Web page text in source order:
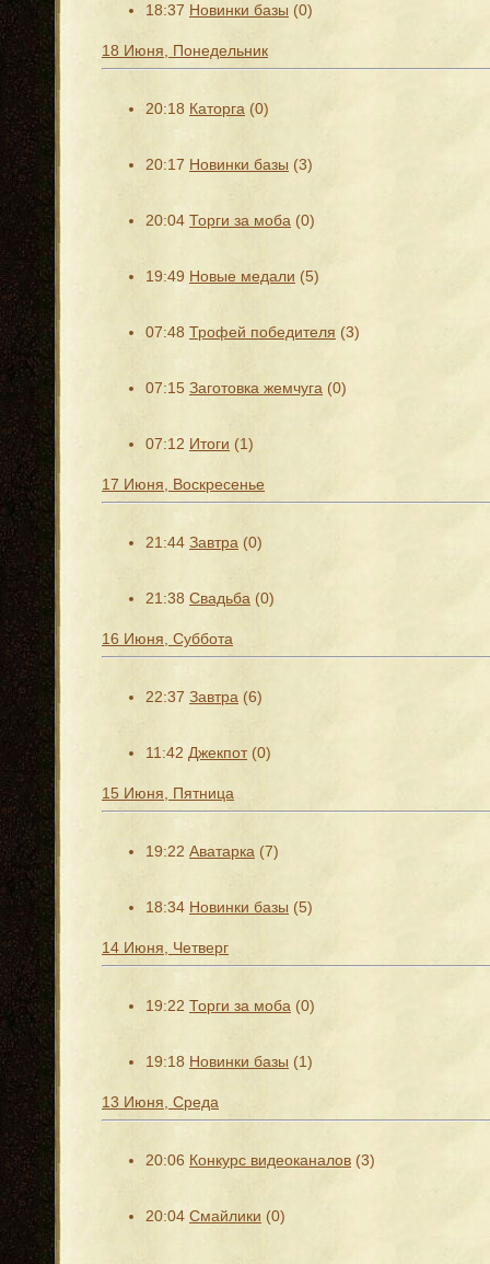
18:37 Новинки базы (0)
18 Июня, Понедельник
20:18 Каторга (0)
20:17 Новинки базы (3)
20:04 Торги за моба (0)
19:49 Новые медали (5)
07:48 Трофей победителя (3)
07:15 Заготовка жемчуга (0)
07:12 Итоги (1)
17 Июня, Воскресенье
21:44 Завтра (0)
21:38 Свадьба (0)
16 Июня, Суббота
22:37 Завтра (6)
11:42 Джекпот (0)
15 Июня, Пятница
19:22 Аватарка (7)
18:34 Новинки базы (5)
14 Июня, Четверг
19:22 Торги за моба (0)
19:18 Новинки базы (1)
13 Июня, Среда
20:06 Конкурс видеоканалов (3)
20:04 Смайлики (0)